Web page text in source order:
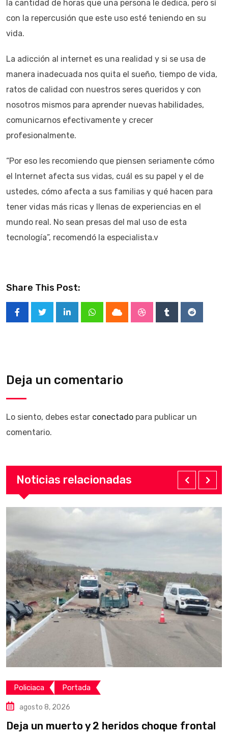
la cantidad de horas que una persona le dedica, pero sí
con la repercusión que este uso esté teniendo en su
vida.
La adicción al internet es una realidad y si se usa de
manera inadecuada nos quita el sueño, tiempo de vida,
ratos de calidad con nuestros seres queridos y con
nosotros mismos para aprender nuevas habilidades,
comunicarnos efectivamente y crecer
profesionalmente.
“Por eso les recomiendo que piensen seriamente cómo
el Internet afecta sus vidas, cuál es su papel y el de
ustedes, cómo afecta a sus familias y qué hacen para
tener vidas más ricas y llenas de experiencias en el
mundo real. No sean presas del mal uso de esta
tecnología”, recomendó la especialista.v
Share This Post:
LinkedInWhatsappCloud StumbleUpon
TumblrReddit
Deja un comentario
Lo siento, debes estar conectado para publicar un
comentario.
Noticias relacionadas
Policiaca Portada
agosto 8, 2026
Deja un muerto y 2 heridos choque frontal